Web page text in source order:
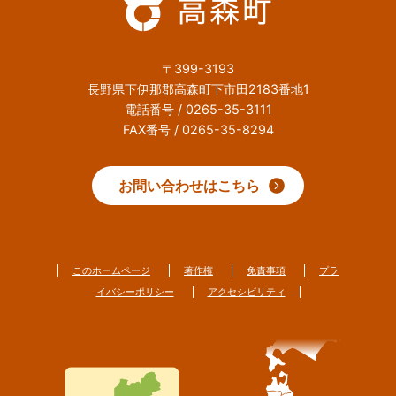
〒399-3193
長野県下伊那郡高森町下市田2183番地1
電話番号 / 0265-35-3111
FAX番号 / 0265-35-8294
お問い合わせはこちら
このホームページ 著作権 免責事項
プラ
イバシーポリシー
アクセシビリティ